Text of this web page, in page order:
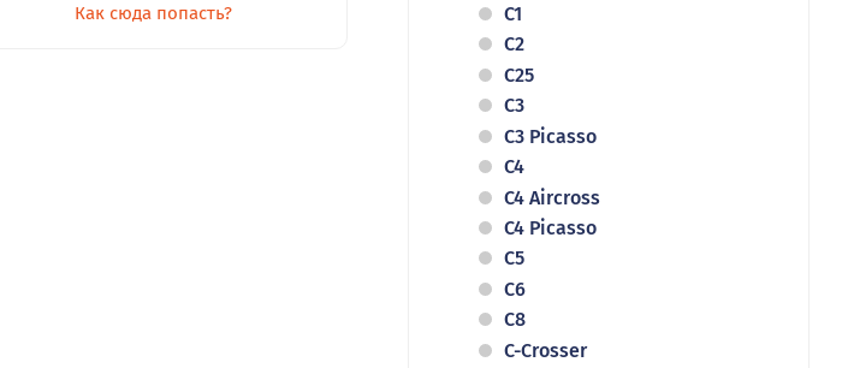
Как сюда попасть?
C1
C2
C25
C3
C3 Picasso
C4
C4 Aircross
C4 Picasso
C5
C6
C8
C-Crosser